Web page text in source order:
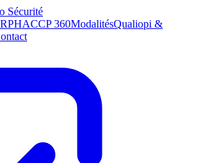
Sécurité
HACCP 360ModalitésQualiopi &